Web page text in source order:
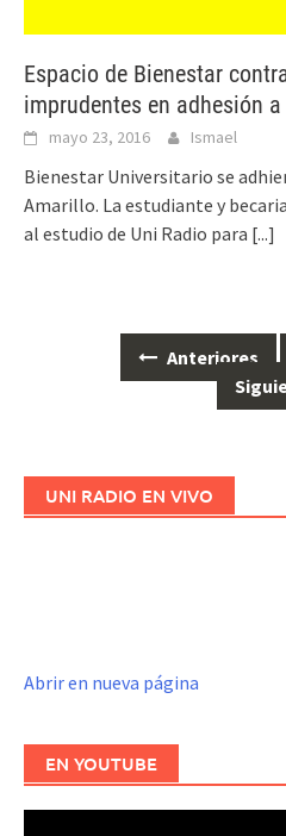
Espacio de Bienestar
imprudentes en adhesión
mayo 23, 2016 Ismael
Bienestar Universitario se
Amarillo. La estudiante y
al estudio de Uni Radio para [...]
Anteriores
UNI RADIO EN VIVO
Abrir en nueva página
EN YOUTUBE